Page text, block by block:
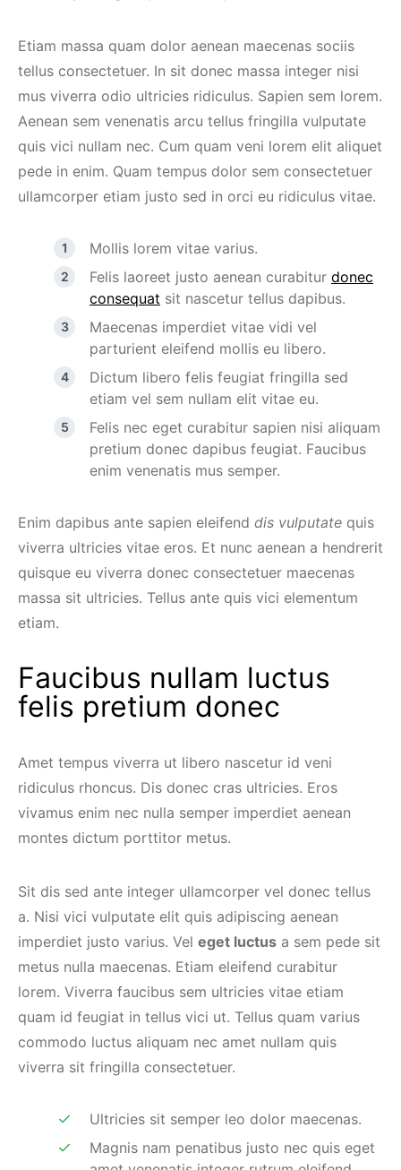
Etiam massa quam dolor aenean maecenas sociis
tellus consectetuer. In sit donec massa integer nisi
mus viverra odio ultricies ridiculus. Sapien sem lorem.
Aenean sem venenatis arcu tellus fringilla vulputate
quis vici nullam nec. Cum quam veni lorem elit aliquet
pede in enim. Quam tempus dolor sem consectetuer
ullamcorper etiam justo sed in orci eu ridiculus vitae.
Mollis lorem vitae varius.
Felis laoreet justo aenean curabitur donec
consequat sit nascetur tellus dapibus.
Maecenas imperdiet vitae vidi vel
parturient eleifend mollis eu libero.
Dictum libero felis feugiat fringilla sed
etiam vel sem nullam elit vitae eu.
Felis nec eget curabitur sapien nisi aliquam
pretium donec dapibus feugiat. Faucibus
enim venenatis mus semper.
Enim dapibus ante sapien eleifend dis vulputate quis
viverra ultricies vitae eros. Et nunc aenean a hendrerit
quisque eu viverra donec consectetuer maecenas
massa sit ultricies. Tellus ante quis vici elementum
etiam.
Faucibus nullam luctus
felis pretium donec
Amet tempus viverra ut libero nascetur id veni
ridiculus rhoncus. Dis donec cras ultricies. Eros
vivamus enim nec nulla semper imperdiet aenean
montes dictum porttitor metus.
Sit dis sed ante integer ullamcorper vel donec tellus
a. Nisi vici vulputate elit quis adipiscing aenean
imperdiet justo varius. Vel eget luctus a sem pede sit
metus nulla maecenas. Etiam eleifend curabitur
lorem. Viverra faucibus sem ultricies vitae etiam
quam id feugiat in tellus vici ut. Tellus quam varius
commodo luctus aliquam nec amet nullam quis
viverra sit fringilla consectetuer.
Ultricies sit semper leo dolor maecenas.
Magnis nam penatibus justo nec quis eget